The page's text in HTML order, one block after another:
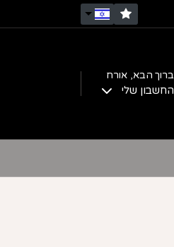
ברוך הבא,אורח
החשבון שלי